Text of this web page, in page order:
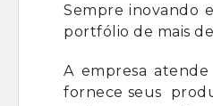
Sempre inovando
portfólio de mais
A empresa
fornece seus